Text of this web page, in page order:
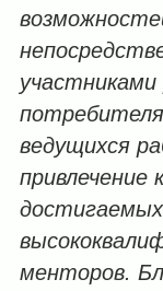
ведущихся
привлечение
менторов.